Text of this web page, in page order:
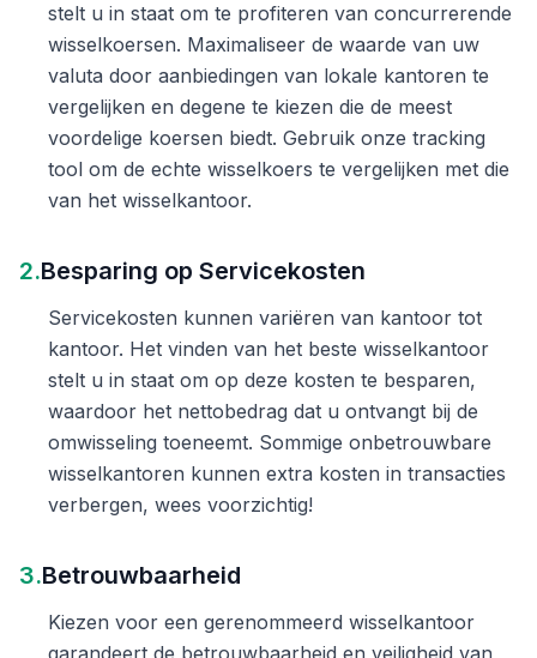
stelt u in staat om te profiteren van concurrerende
wisselkoersen. Maximaliseer de waarde van uw
valuta door aanbiedingen van lokale kantoren te
vergelijken en degene te kiezen die de meest
voordelige koersen biedt. Gebruik onze tracking
tool om de echte wisselkoers te vergelijken met die
van het wisselkantoor.
2.Besparing op Servicekosten
Servicekosten kunnen variëren van kantoor tot
kantoor. Het vinden van het beste wisselkantoor
stelt u in staat om op deze kosten te besparen,
waardoor het nettobedrag dat u ontvangt bij de
omwisseling toeneemt. Sommige onbetrouwbare
wisselkantoren kunnen extra kosten in transacties
verbergen, wees voorzichtig!
3.Betrouwbaarheid
Kiezen voor een gerenommeerd wisselkantoor
garandeert de betrouwbaarheid en veiligheid van